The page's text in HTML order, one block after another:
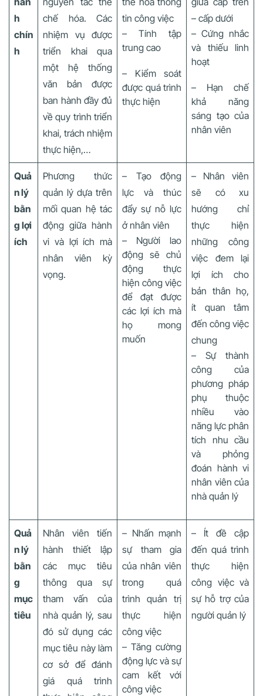
h
chín
h
chế hóa. Các
nhiệm vụ được
triển khai qua
một hệ thống
văn bản được
ban hành đầy đủ
về quy trình triển
khai, trách nhiệm
thực hiện,…
tin công việc
– Tính tập
trung cao
– Kiểm soát
được quá trình
thực hiện
– cấp dưới
– Cứng nhắc
và thiếu linh
hoạt
– Hạn chế
khả năng
sáng tạo của
nhân viên
Quả
n lý
bằn
g lợi
ích
Phương thức
quản lý dựa trên
mối quan hệ tác
động giữa hành
vi và lợi ích mà
nhân viên kỳ
vọng.
– Tạo động
lực và thúc
đẩy sự nỗ lực
ở nhân viên
– Người lao
động sẽ chủ
động thực
hiện công việc
để đạt được
các lợi ích mà
họ mong
muốn
– Nhân viên
sẽ có xu
hướng chỉ
thực hiện
những công
việc đem lại
lợi ích cho
bản thân họ,
ít quan tâm
đến công việc
chung
– Sự thành
công của
phương pháp
phụ thuộc
nhiều vào
năng lực phân
tích nhu cầu
và phỏng
đoán hành vi
nhân viên của
nhà quản lý
Quả
n lý
bằn
g
mục
tiêu
Nhân viên tiến
hành thiết lập
các mục tiêu
thông qua sự
tham vấn của
nhà quản lý, sau
đó sử dụng các
mục tiêu này làm
cơ sở để đánh
giá quá trình
– Nhấn mạnh
sự tham gia
của nhân viên
trong quá
trình quản trị
thực hiện
công việc
– Tăng cường
động lực và sự
cam kết với
công việc
– Ít đề cập
đến quá trình
thực hiện
công việc và
sự hỗ trợ của
người quản lý